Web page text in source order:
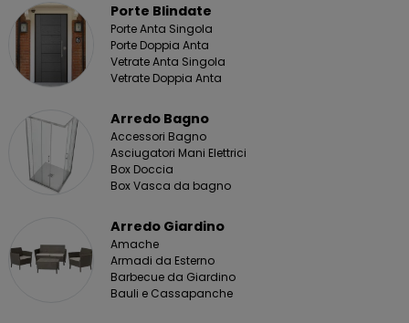
Porte Blindate
Porte Anta Singola
Porte Doppia Anta
Vetrate Anta Singola
Vetrate Doppia Anta
Arredo Bagno
Accessori Bagno
Asciugatori Mani Elettrici
Box Doccia
Box Vasca da bagno
Arredo Giardino
Amache
Armadi da Esterno
Barbecue da Giardino
Bauli e Cassapanche